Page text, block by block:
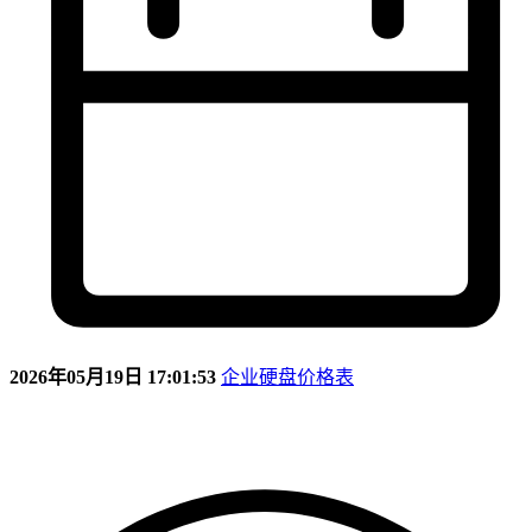
2026年05月19日 17:01:53 企业硬盘价格表